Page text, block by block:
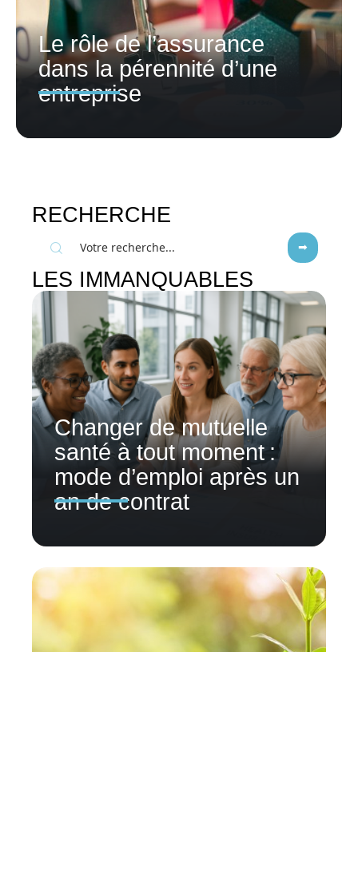
Le rôle de l’assurance
dans la pérennité d’une
entreprise
RECHERCHE
LES IMMANQUABLES
Changer de mutuelle
santé à tout moment :
mode d’emploi après un
an de contrat